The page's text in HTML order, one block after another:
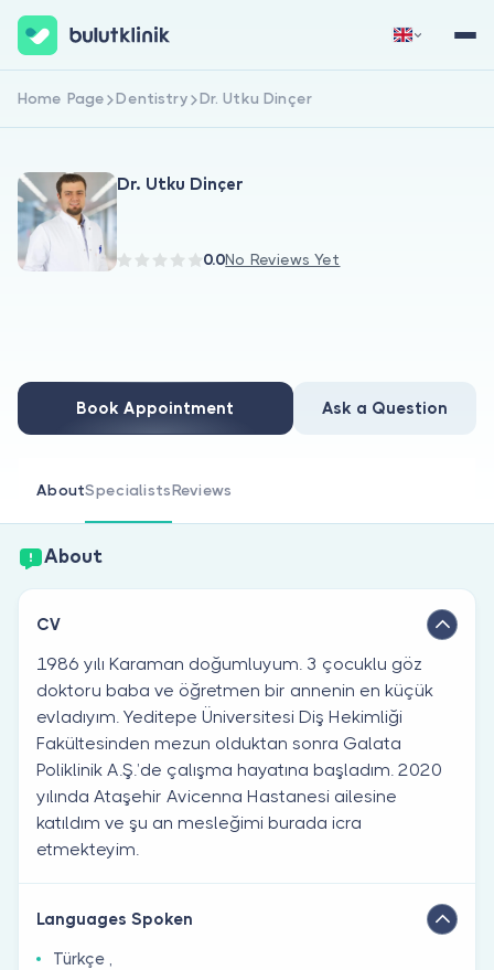
For Doctors
Are you a doctor?
Sign Up Now
Home Page Dentistry Dr. Utku Dinçer
Dr. Utku Dinçer
0.0No Reviews Yet
Book Appointment Ask a Question
AboutSpecialistsReviews
About
CV
1986 yılı Karaman doğumluyum. 3 çocuklu göz
doktoru baba ve öğretmen bir annenin en küçük
evladıyım. Yeditepe Üniversitesi Diş Hekimliği
Fakültesinden mezun olduktan sonra Galata
Poliklinik A.Ş.’de çalışma hayatına başladım. 2020
yılında Ataşehir Avicenna Hastanesi ailesine
katıldım ve şu an mesleğimi burada icra
etmekteyim.
Languages Spoken
Türkçe ,